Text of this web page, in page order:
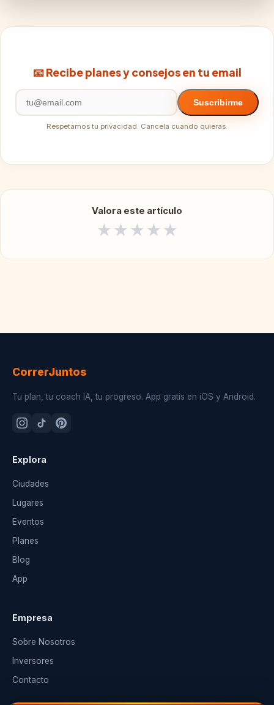
📧 Recibe planes y consejos en tu email
Suscribirme
Respetamos tu privacidad. Cancela cuando quieras.
Valora este artículo
★★★★★
CorrerJuntos
Tu plan, tu coach IA, tu progreso. App gratis en iOS y Android.
Explora
Ciudades
Lugares
Eventos
Planes
Blog
App
Empresa
Sobre Nosotros
Inversores
Contacto